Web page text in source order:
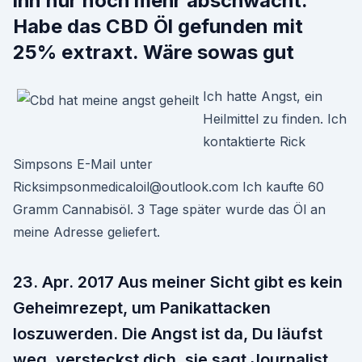
Habe das CBD Öl gefunden mit
25% extraxt. Wäre sowas gut
Ich hatte Angst, ein
Heilmittel zu finden. Ich
kontaktierte Rick
Simpsons E-Mail unter
Ricksimpsonmedicaloil@outlook.com Ich kaufte 60
Gramm Cannabisöl. 3 Tage später wurde das Öl an
meine Adresse geliefert.
23. Apr. 2017 Aus meiner Sicht gibt es kein
Geheimrezept, um Panikattacken
loszuwerden. Die Angst ist da, Du läufst